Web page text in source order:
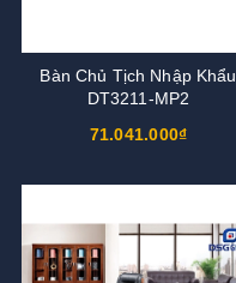
Bàn Chủ Tịch Nhập Khẩu
DT3211-MP2
71.041.000₫